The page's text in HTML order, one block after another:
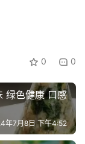
0 0
绿色健康 口感
年7月8日 下午4:52